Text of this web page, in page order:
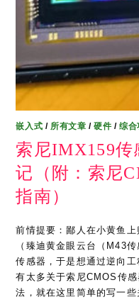
嵌入式 / 所有文章 /硬件 /综合
索尼IMX159传
记（附：索尼
指南）
前情提要：鄙人在小黄鱼
（臻迪黄金眼云台（M43
传感器，于是想通过逆向
有太多关于索尼CMOS传
法，就在这里简单的写一